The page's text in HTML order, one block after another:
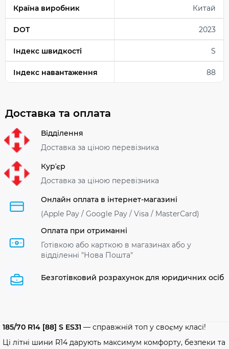
Країна виробник Китай
DOT 2023
Індекс швидкості S
Індекс навантаження 88
Доставка та оплата
Відділення
Доставка за ціною перевізника
Курʼєр
Доставка за ціною перевізника
Онлайн оплата в інтернет-магазині
(Apple Pay / Google Pay / Visa / MasterСard)
Оплата при отриманні
Готівкою або карткою в магазинах або у
відділенні "Нова Пошта"
Безготівковий розрахунок для юридичних осіб
185/70 R14 [88] S ES31 — справжній топ у своєму класі!
Ці літні шини R14 дарують максимум комфорту, безпеки та